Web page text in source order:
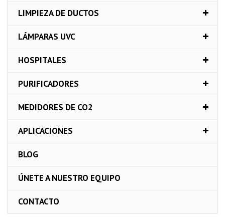
LIMPIEZA DE DUCTOS
LÁMPARAS UVC
HOSPITALES
PURIFICADORES
MEDIDORES DE CO2
APLICACIONES
BLOG
ÚNETE A NUESTRO EQUIPO
CONTACTO